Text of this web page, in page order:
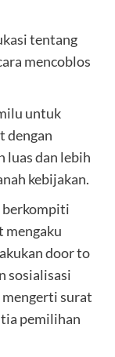
tentang
mencoblos
untuk
dengan
luas dan lebih
kebijakan.
berkompiti
mengaku
door to
sosialisasi
surat
pemilihan